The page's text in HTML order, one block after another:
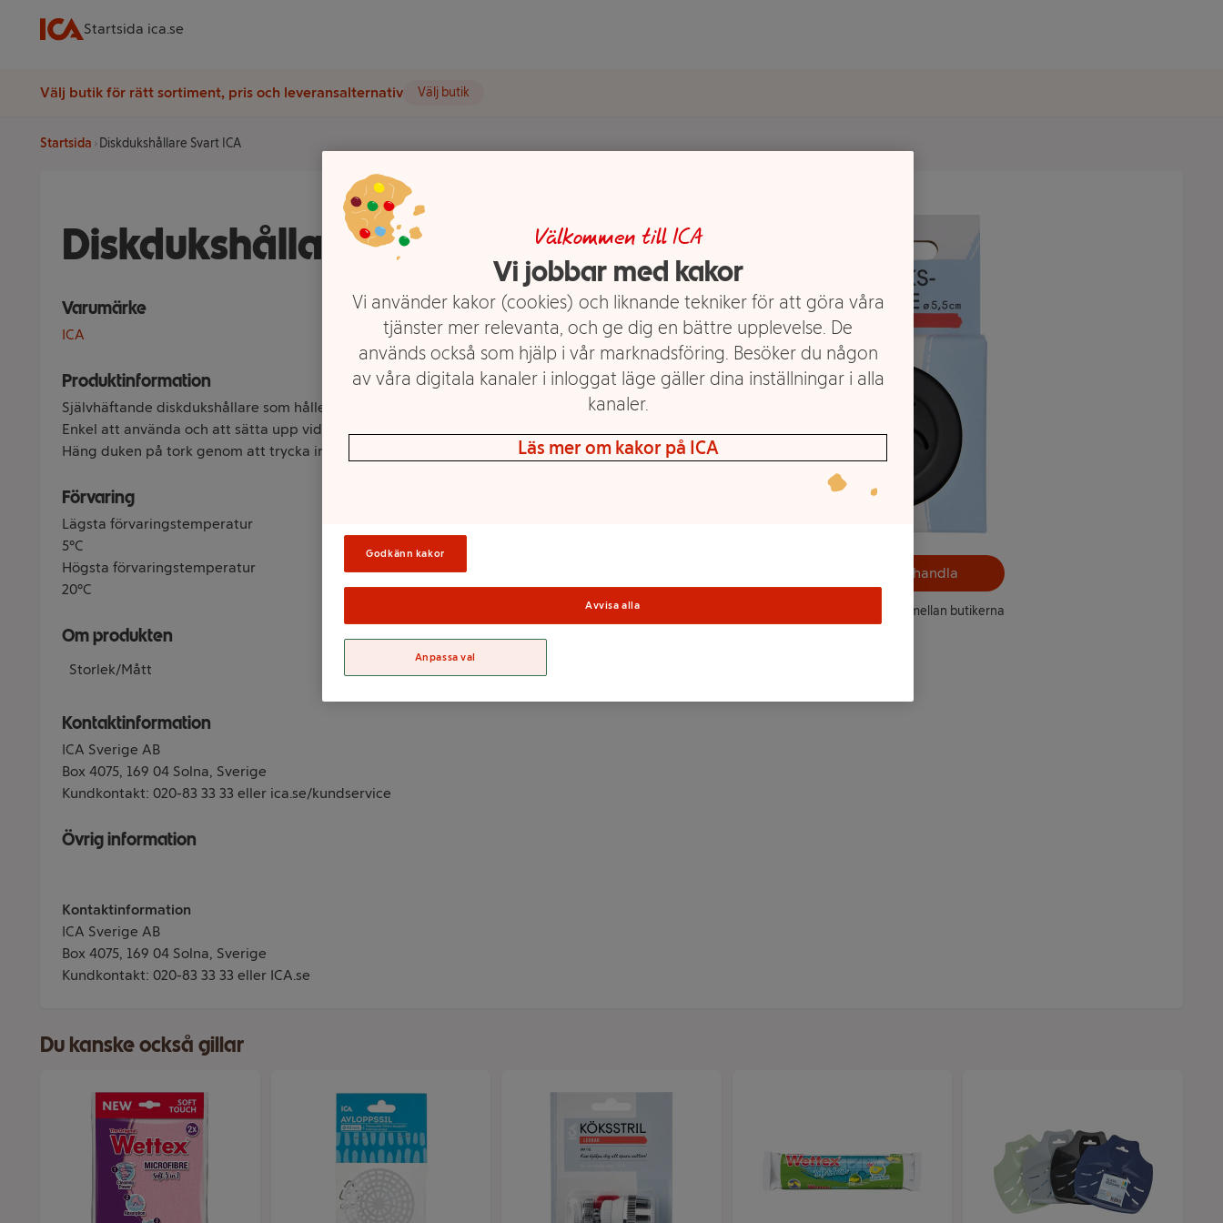
Startsida ica.se
Välj butik för rätt sortiment, pris och leveransalternativ Välj butik
Startsida Diskdukshållare Svart ICA
Diskdukshållare Svart ICA
Varumärke
ICA
Produktinformation
Självhäftande diskdukshållare som håller diskduken på plats.
Enkel att använda och att sätta upp vid diskhon.
Häng duken på tork genom att trycka in den i gummihålet.
Förvaring
Lägsta förvaringstemperatur
5°C
Högsta förvaringstemperatur
20°C
Om produkten
Storlek/Mått
Kontaktinformation
ICA Sverige AB
Box 4075, 169 04 Solna, Sverige
Kundkontakt: 020-83 33 33 eller ica.se/kundservice
Övrig information
Kontaktinformation
ICA Sverige AB
Box 4075, 169 04 Solna, Sverige
Kundkontakt: 020-83 33 33 eller ICA.se
Välj butik och handla
Sortimentet kan variera mellan butikerna
Du kanske också gillar
Välkommen till ICA
Vi jobbar med kakor
Vi använder kakor (cookies) och liknande tekniker för att göra våra
tjänster mer relevanta, och ge dig en bättre upplevelse. De
används också som hjälp i vår marknadsföring. Besöker du någon
av våra digitala kanaler i inloggat läge gäller dina inställningar i alla
kanaler.
Läs mer om kakor på ICA
Godkänn kakor
Avvisa alla
Anpassa val